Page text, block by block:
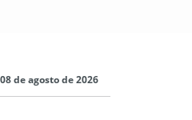
de agosto de 2026